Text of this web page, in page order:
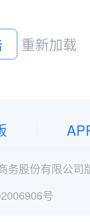
重新加载
务股份有限公司
号